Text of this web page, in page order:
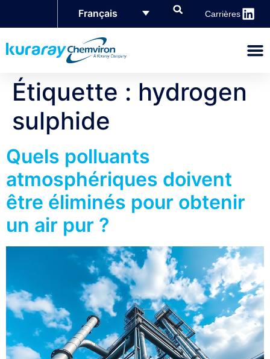
Carrières
Français
Étiquette : hydrogen
sulphide
Quels polluants
atmosphériques doivent
être éliminés pour obtenir
un air pur ?